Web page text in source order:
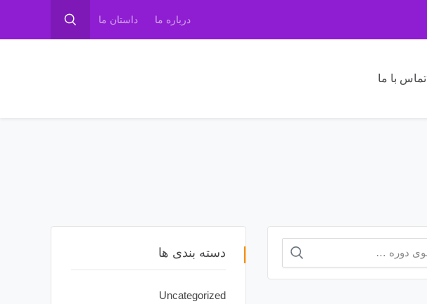
درباره ما داستان ما
تماس با ما
دسته بندی ها
Uncategorized